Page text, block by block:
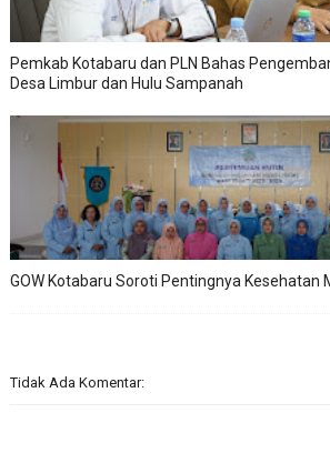
Pemkab Kotabaru dan PLN Bahas
Desa Limbur dan Hulu Sampanah
GOW Kotabaru Soroti Pentingnya Kesehatan
Tidak Ada Komentar: